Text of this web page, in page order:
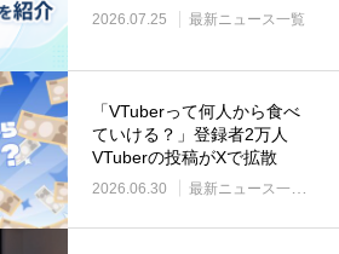
2026.07.25 最新ニュース一覧
「VTuberって何人から食べ
ていける？」登録者2万人
VTuberの投稿がXで拡散
2026.06.30 最新ニュース一覧